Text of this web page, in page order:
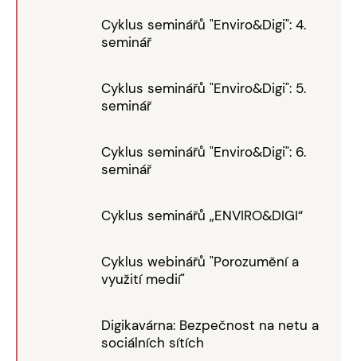
Cyklus seminářů "Enviro&Digi": 4.
seminář
Cyklus seminářů "Enviro&Digi": 5.
seminář
Cyklus seminářů "Enviro&Digi": 6.
seminář
Cyklus seminářů „ENVIRO&DIGI“
Cyklus webinářů "Porozumění a
využití medií"
Digikavárna: Bezpečnost na netu a
sociálních sítích